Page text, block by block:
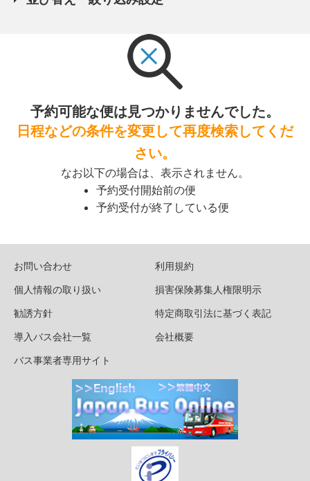
予約可能な便は見つかりませんでした。
日程などの条件を変更して再度検索してくだ
さい。
なお以下の場合は、表示されません。
予約受付開始前の便
予約受付が終了している便
お問い合わせ
利用規約
個人情報の取り扱い
損害保険募集人権限明示
勧誘方針
特定商取引法に基づく表記
導入バス会社一覧
会社概要
バス事業者専用サイト